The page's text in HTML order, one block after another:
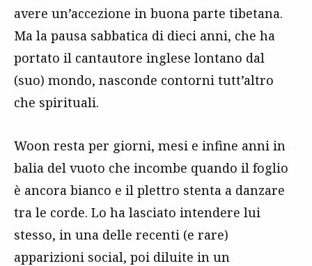
avere un’accezione in buona parte tibetana.
Ma la pausa sabbatica di dieci anni, che ha
portato il cantautore inglese lontano dal
(suo) mondo, nasconde contorni tutt’altro
che spirituali.
Woon resta per giorni, mesi e infine anni in
balia del vuoto che incombe quando il foglio
è ancora bianco e il plettro stenta a danzare
tra le corde. Lo ha lasciato intendere lui
stesso, in una delle recenti (e rare)
apparizioni social, poi diluite in un